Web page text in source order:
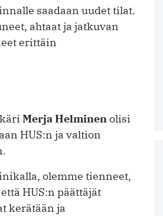
saadaan uudet tilat.
ahtaat ja jatkuvan
erittäin
Merja Helminenolisi
HUS:n ja valtion
olemme tienneet,
HUS:n päättäjät
kerätään ja